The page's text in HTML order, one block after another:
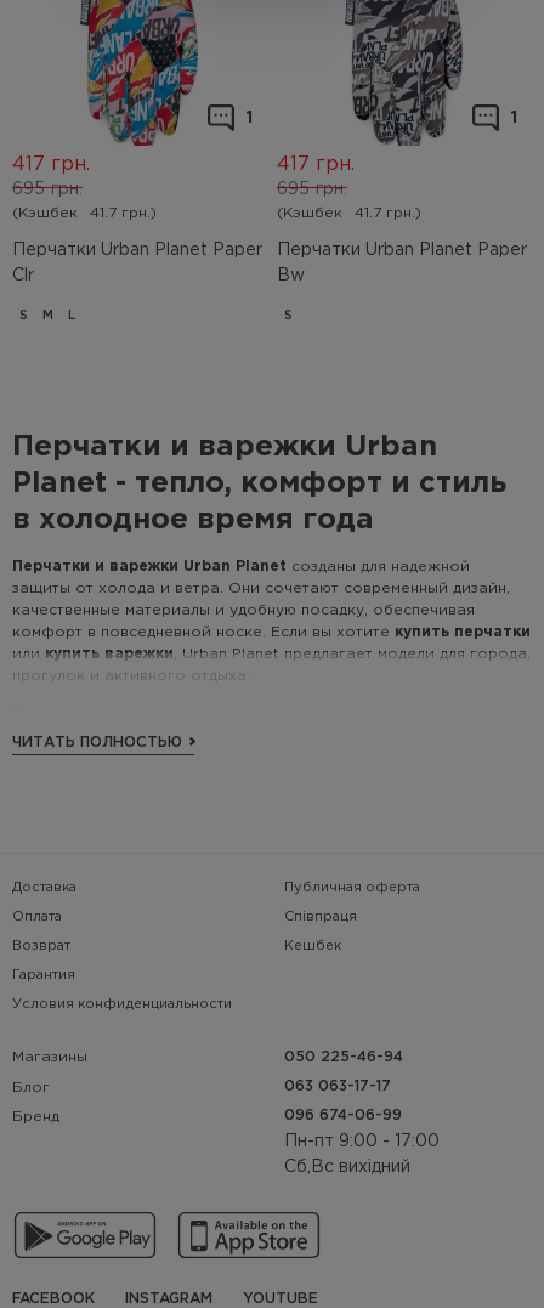
1
Перчатки Urban Planet Paper
Clr
695 грн.
417 грн.
(Кэшбек 41.7 грн.)
S M L
1
Перчатки Urban Planet Paper
Bw
695 грн.
417 грн.
(Кэшбек 41.7 грн.)
S
Перчатки и варежки Urban
Planet - тепло, комфорт и стиль
в холодное время года
Перчатки и варежки Urban Planet созданы для надежной
защиты от холода и ветра. Они сочетают современный дизайн,
качественные материалы и удобную посадку, обеспечивая
комфорт в повседневной носке. Если вы хотите купить перчатки
или купить варежки , Urban Planet предлагает модели для города,
прогулок и активного отдыха.
хорошо сохраняют тепло, приятны на ощупь и подходят для
ежедневного использования. Минималистичный дизайн легко
практичные аксессуары, которые объединяют функциональность,
качество и стиль streetwear.
ЧИТАТЬ ПОЛНОСТЬЮ
Доставка
Оплата
Возврат
Гарантия
Условия конфиденциальности
Публичная оферта
Співпраця
Кешбек
Магазины
Блог
Бренд
050 225-46-94
063 063-17-17
096 674-06-99
Пн-пт 9:00 - 17:00
Сб,Вс вихідний
FACEBOOK INSTAGRAM YOUTUBE